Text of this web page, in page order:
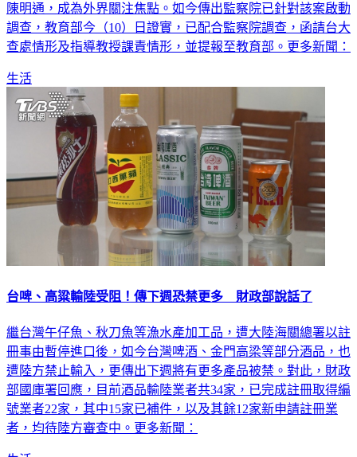
陳明通，成為外界關注焦點。如今傳出監察院已針對該案啟動
調查，教育部今（10）日證實，已配合監察院調查，函請台大
查處情形及指導教授課責情形，並提報至教育部。更多新聞：
生活
台啤、高粱輸陸受阻！傳下週恐禁更多 財政部說話了
繼台灣午仔魚、秋刀魚等漁水產加工品，遭大陸海關總署以註
冊事由暫停進口後，如今台灣啤酒、金門高梁等部分酒品，也
遭陸方禁止輸入，更傳出下週將有更多產品被禁。對此，財政
部國庫署回應，目前酒品輸陸業者共34家，已完成註冊取得編
號業者22家，其中15家已補件，以及其餘12家新申請註冊業
者，均待陸方審查中。更多新聞：